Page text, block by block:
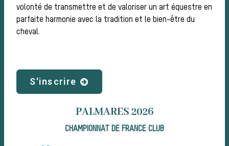
volonté de transmettre et de valoriser un art équestre en
parfaite harmonie avec la tradition et le bien-être du
cheval.
S'inscrire
PALMARES 2026
CHAMPIONNAT DE FRANCE CLUB